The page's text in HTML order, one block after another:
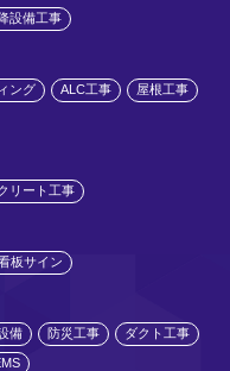
設備工事
ング ALC工事 屋根工事
リート工事
板サイン
備 防災工事 ダクト工事